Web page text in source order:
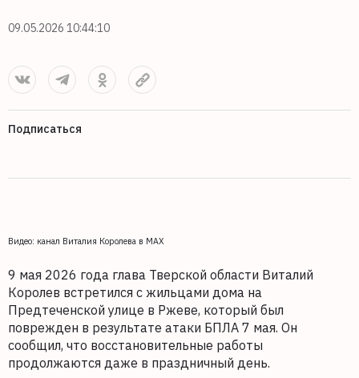
09.05.2026 10:44:10
Подписаться
Видео: канал Виталия Королева в MAX
9 мая 2026 года глава Тверской области Виталий
Королев встретился с жильцами дома на
Предтеченской улице в Ржеве, который был
поврежден в результате атаки БПЛА 7 мая. Он
сообщил, что восстановительные работы
продолжаются даже в праздничный день.